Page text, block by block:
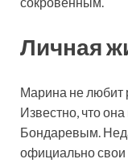
Личная
Марина не любит
Известно, что
Бондаревым.
официально